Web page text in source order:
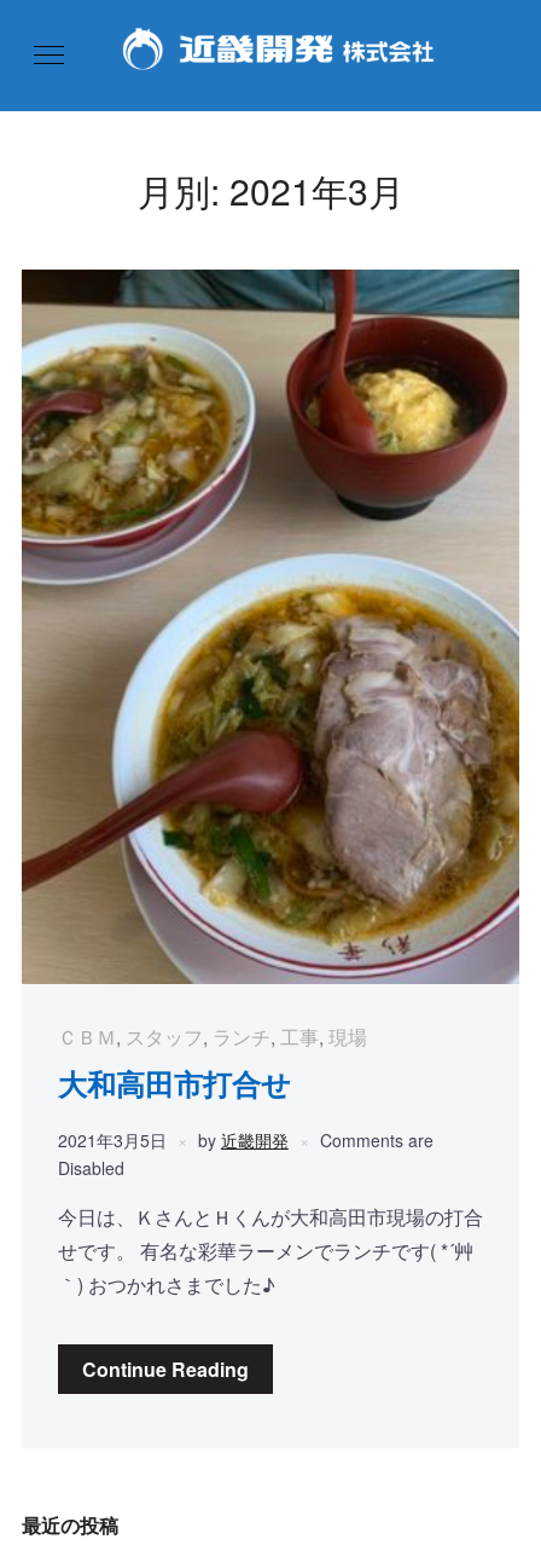
月別: 2021年3月
ＣＢＭ, スタッフ, ランチ, 工事, 現場
大和高田市打合せ
2021年3月5日 by 近畿開発
Comments are
Disabled
今日は、ＫさんとＨくんが大和高田市現場の打合
せです。 有名な彩華ラーメンでランチです( *´艸
｀) おつかれさまでした♪
Continue Reading
最近の投稿